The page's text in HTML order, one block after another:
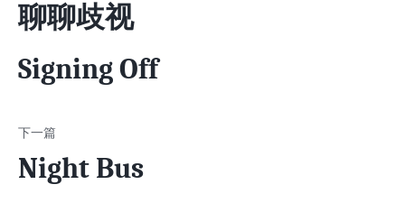
聊聊歧视
Signing Off
Night Bus